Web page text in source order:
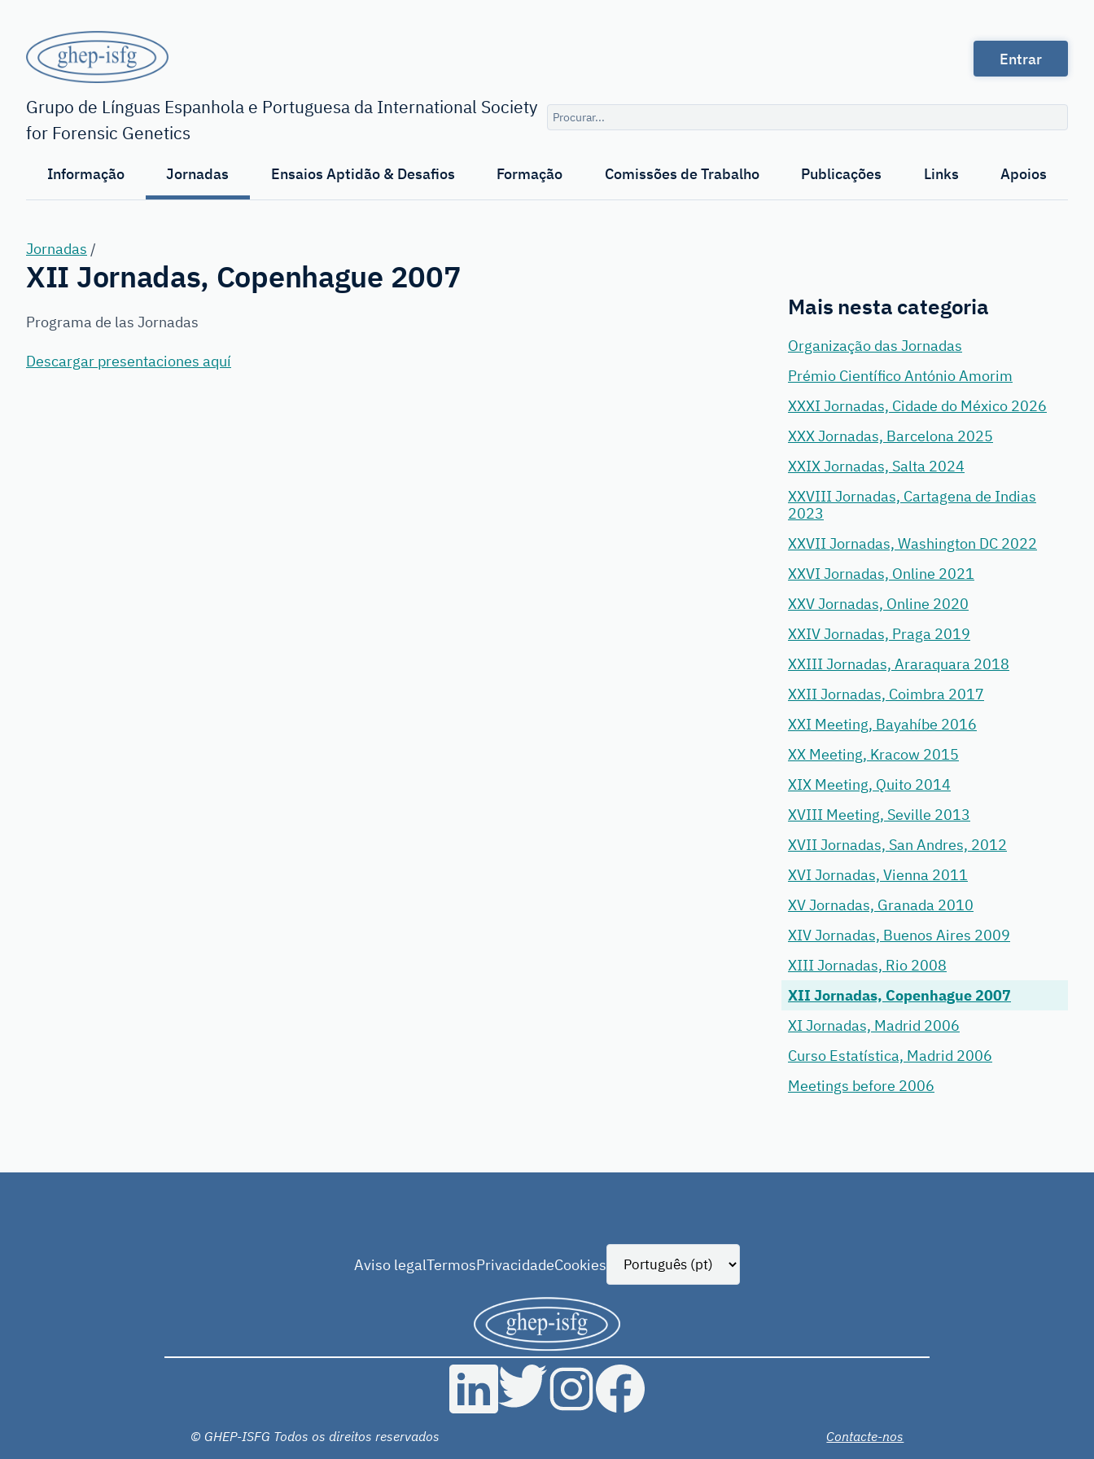
conteúdo
principalGHEP
-
ISFG
Grupo de Línguas Espanhola e Portuguesa da International Society
for Forensic Genetics
Entrar
Consulta
de
Informação
Jornadas Ensaios Aptidão & Desafios Formação Comissões de Trabalho Publicações Links Apoios
Jornadas /
XII Jornadas, Copenhague 2007
Programa de las Jornadas
Descargar presentaciones aquí
Mais nesta categoria
Organização das Jornadas
Prémio Científico António Amorim
XXXI Jornadas, Cidade do México 2026
XXX Jornadas, Barcelona 2025
XXIX Jornadas, Salta 2024
XXVIII Jornadas, Cartagena de Indias
2023
XXVII Jornadas, Washington DC 2022
XXVI Jornadas, Online 2021
XXV Jornadas, Online 2020
XXIV Jornadas, Praga 2019
XXIII Jornadas, Araraquara 2018
XXII Jornadas, Coimbra 2017
XXI Meeting, Bayahíbe 2016
XX Meeting, Kracow 2015
XIX Meeting, Quito 2014
XVIII Meeting, Seville 2013
XVII Jornadas, San Andres, 2012
XVI Jornadas, Vienna 2011
XV Jornadas, Granada 2010
XIV Jornadas, Buenos Aires 2009
XIII Jornadas, Rio 2008
XII Jornadas, Copenhague 2007
XI Jornadas, Madrid 2006
Curso Estatística, Madrid 2006
Meetings before 2006
Aviso legalTermosPrivacidadeCookies
© GHEP-ISFG Todos os direitos reservados Contacte-nos